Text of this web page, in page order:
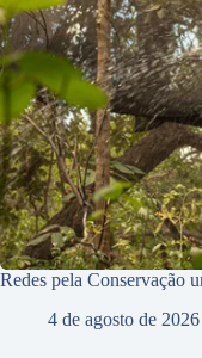
Redes pela Conservação
4 de agosto de 2026